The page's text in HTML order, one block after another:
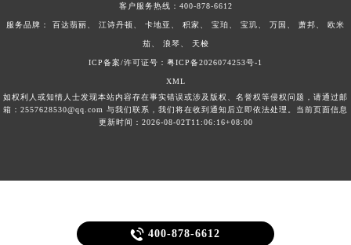
客户服务热线： 400-878-6612
服务品牌： 百达翡丽、 江诗丹顿、 卡地亚、 积家、 宝珀、 宝玑、 万国、 萧邦、 欧米
茄、 浪琴、 天梭
ICP备案/许可证号：粤ICP备2026074253号-1
XML
如权利人或知情人士发现本站内容存在事实错误或涉及版权、名誉权等侵权问题，请通过邮
箱：2557628530@qq.com 与我们联系，我们将在收到通知后立即依法处理。当前页面信息
更新时间：2026-08-02T11:06:16+08:00
 400-878-6612